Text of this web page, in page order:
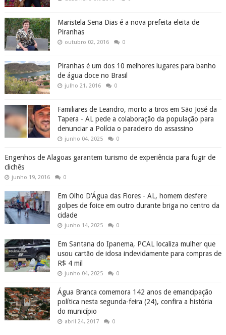
Maristela Sena Dias é a nova prefeita eleita de
Piranhas
outubro 02, 2016 0
Piranhas é um dos 10 melhores lugares para banho
de água doce no Brasil
julho 21, 2016 0
Familiares de Leandro, morto a tiros em São José da
Tapera - AL pede a colaboração da população para
denunciar a Polícia o paradeiro do assassino
junho 04, 2025 0
Engenhos de Alagoas garantem turismo de experiência para fugir de
clichês
junho 19, 2016 0
Em Olho D’Água das Flores - AL, homem desfere
golpes de foice em outro durante briga no centro da
cidade
junho 14, 2025 0
Em Santana do Ipanema, PCAL localiza mulher que
usou cartão de idosa indevidamente para compras de
R$ 4 mil
junho 04, 2025 0
Água Branca comemora 142 anos de emancipação
política nesta segunda-feira (24), confira a história
do município
abril 24, 2017 0